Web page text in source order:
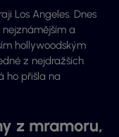
Los Angeles. Dnes
nejznámějším a
hollywoodským
z nejdražších
ho přišla na
z mramoru,